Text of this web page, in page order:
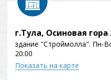
г.Тула, Осиновая гора
здание "Строймолла". Пн-
20:00
Показать на карте